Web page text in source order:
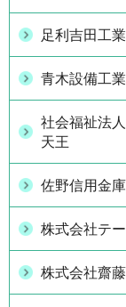
足利吉田工
青木設備工
社会福祉法
天王
佐野信用金庫
株式会社テ
株式会社齋